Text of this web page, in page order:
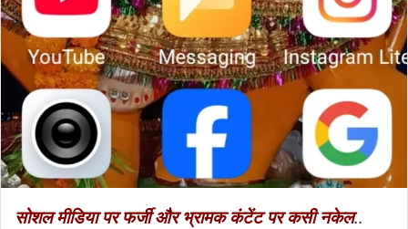
e
m
a
l
सोशल मीडिया पर फर्जी और भ्रामक कंटेंट पर कसी नकेल..